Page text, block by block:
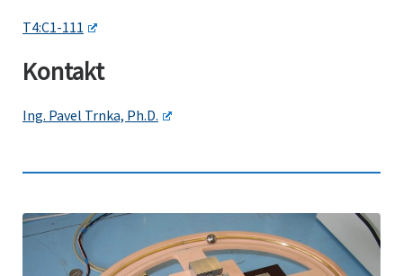
T4:C1-111
Kontakt
Ing. Pavel Trnka, Ph.D.